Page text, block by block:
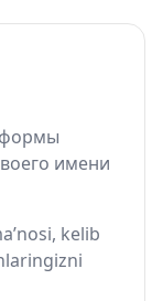
имени
kelib